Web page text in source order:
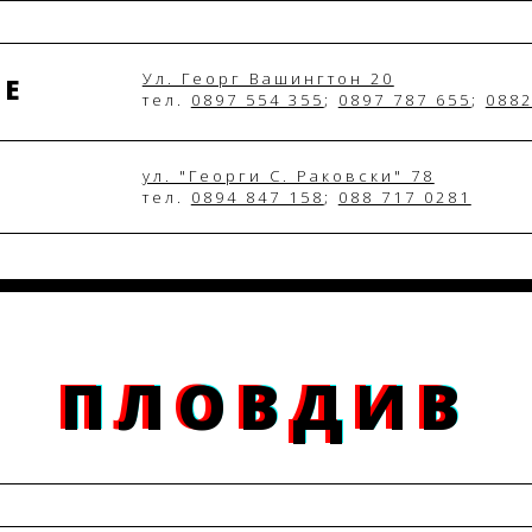
12+ години
Ул. Георг Вашингтон 20
тел. 0897 554 355 ; 0897 787 655 ;
ул. "Георги С. Раковски" 78
тел. 0894 847 158 ; 088 717 0281
ПЛОВДИВ
ПЛОВДИВ
ПЛОВДИВ